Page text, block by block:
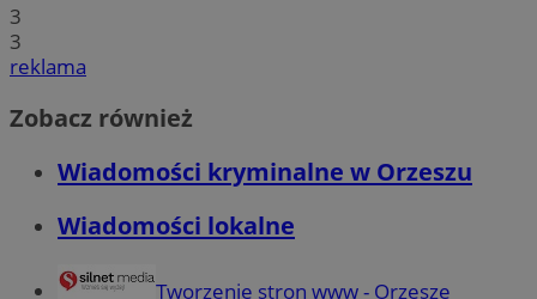
3
3
reklama
Zobacz również
Wiadomości kryminalne w Orzeszu
Wiadomości lokalne
Tworzenie stron www - Orzesze